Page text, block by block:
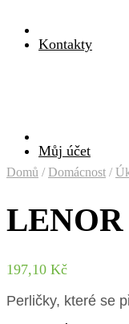
Kontakty
Můj účet
Domů / Domácnost /
197,10 Kč
Perličky, které se